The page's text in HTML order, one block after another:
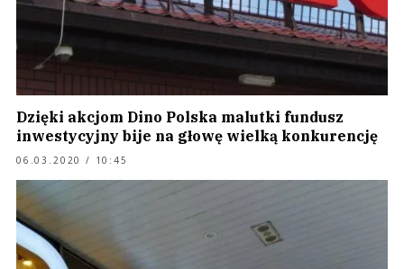
Dzięki akcjom Dino Polska malutki fundusz
inwestycyjny bije na głowę wielką konkurencję
06.03.2020 / 10:45